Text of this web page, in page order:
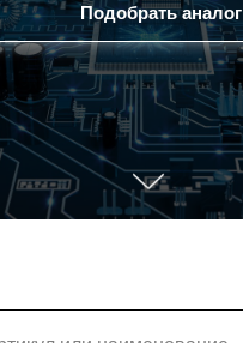
Подобрать аналог